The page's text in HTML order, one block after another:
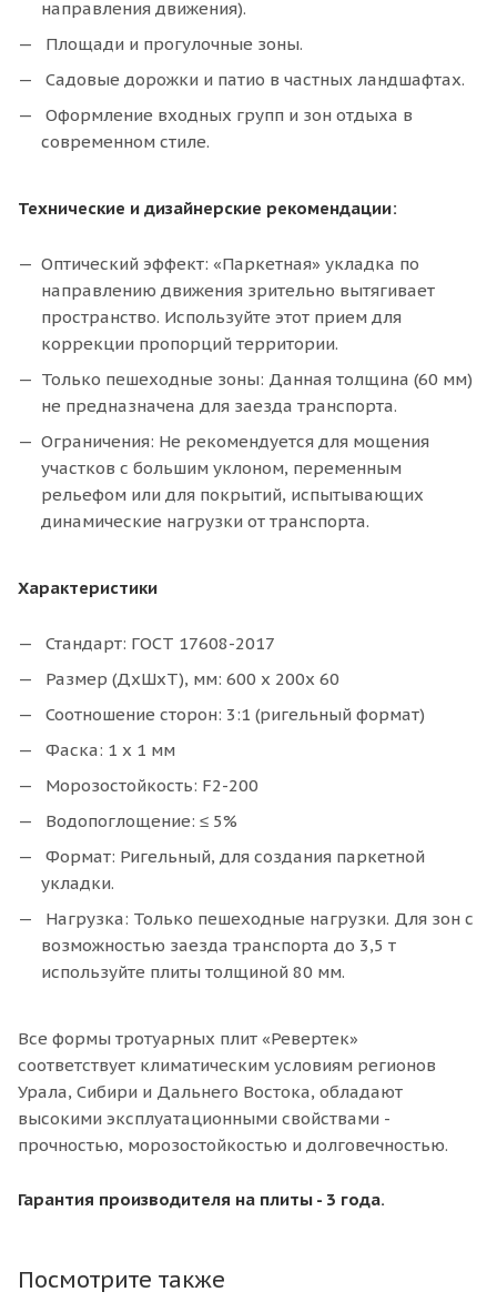
направления движения).
Площади и прогулочные зоны.
Садовые дорожки и патио в частных ландшафтах.
Оформление входных групп и зон отдыха в
современном стиле.
Технические и дизайнерские рекомендации:
Оптический эффект: «Паркетная» укладка по
направлению движения зрительно вытягивает
пространство. Используйте этот прием для
коррекции пропорций территории.
Только пешеходные зоны: Данная толщина (60 мм)
не предназначена для заезда транспорта.
Ограничения: Не рекомендуется для мощения
участков с большим уклоном, переменным
рельефом или для покрытий, испытывающих
динамические нагрузки от транспорта.
Характеристики
Стандарт: ГОСТ 17608-2017
Размер (ДхШхТ), мм: 600 х 200х 60
Соотношение сторон: 3:1 (ригельный формат)
Фаска: 1 х 1 мм
Морозостойкость: F2-200
Водопоглощение: ≤ 5%
Формат: Ригельный, для создания паркетной
укладки.
Нагрузка: Только пешеходные нагрузки. Для зон с
возможностью заезда транспорта до 3,5 т
используйте плиты толщиной 80 мм.
Все формы тротуарных плит «Ревертек»
соответствует климатическим условиям регионов
Урала, Сибири и Дальнего Востока, обладают
высокими эксплуатационными свойствами -
прочностью, морозостойкостью и долговечностью.
Гарантия производителя на плиты - 3 года.
Посмотрите также